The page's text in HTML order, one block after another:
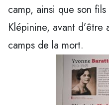
camp, ainsi que son
Klépinine, avant d’être
camps de la mort.